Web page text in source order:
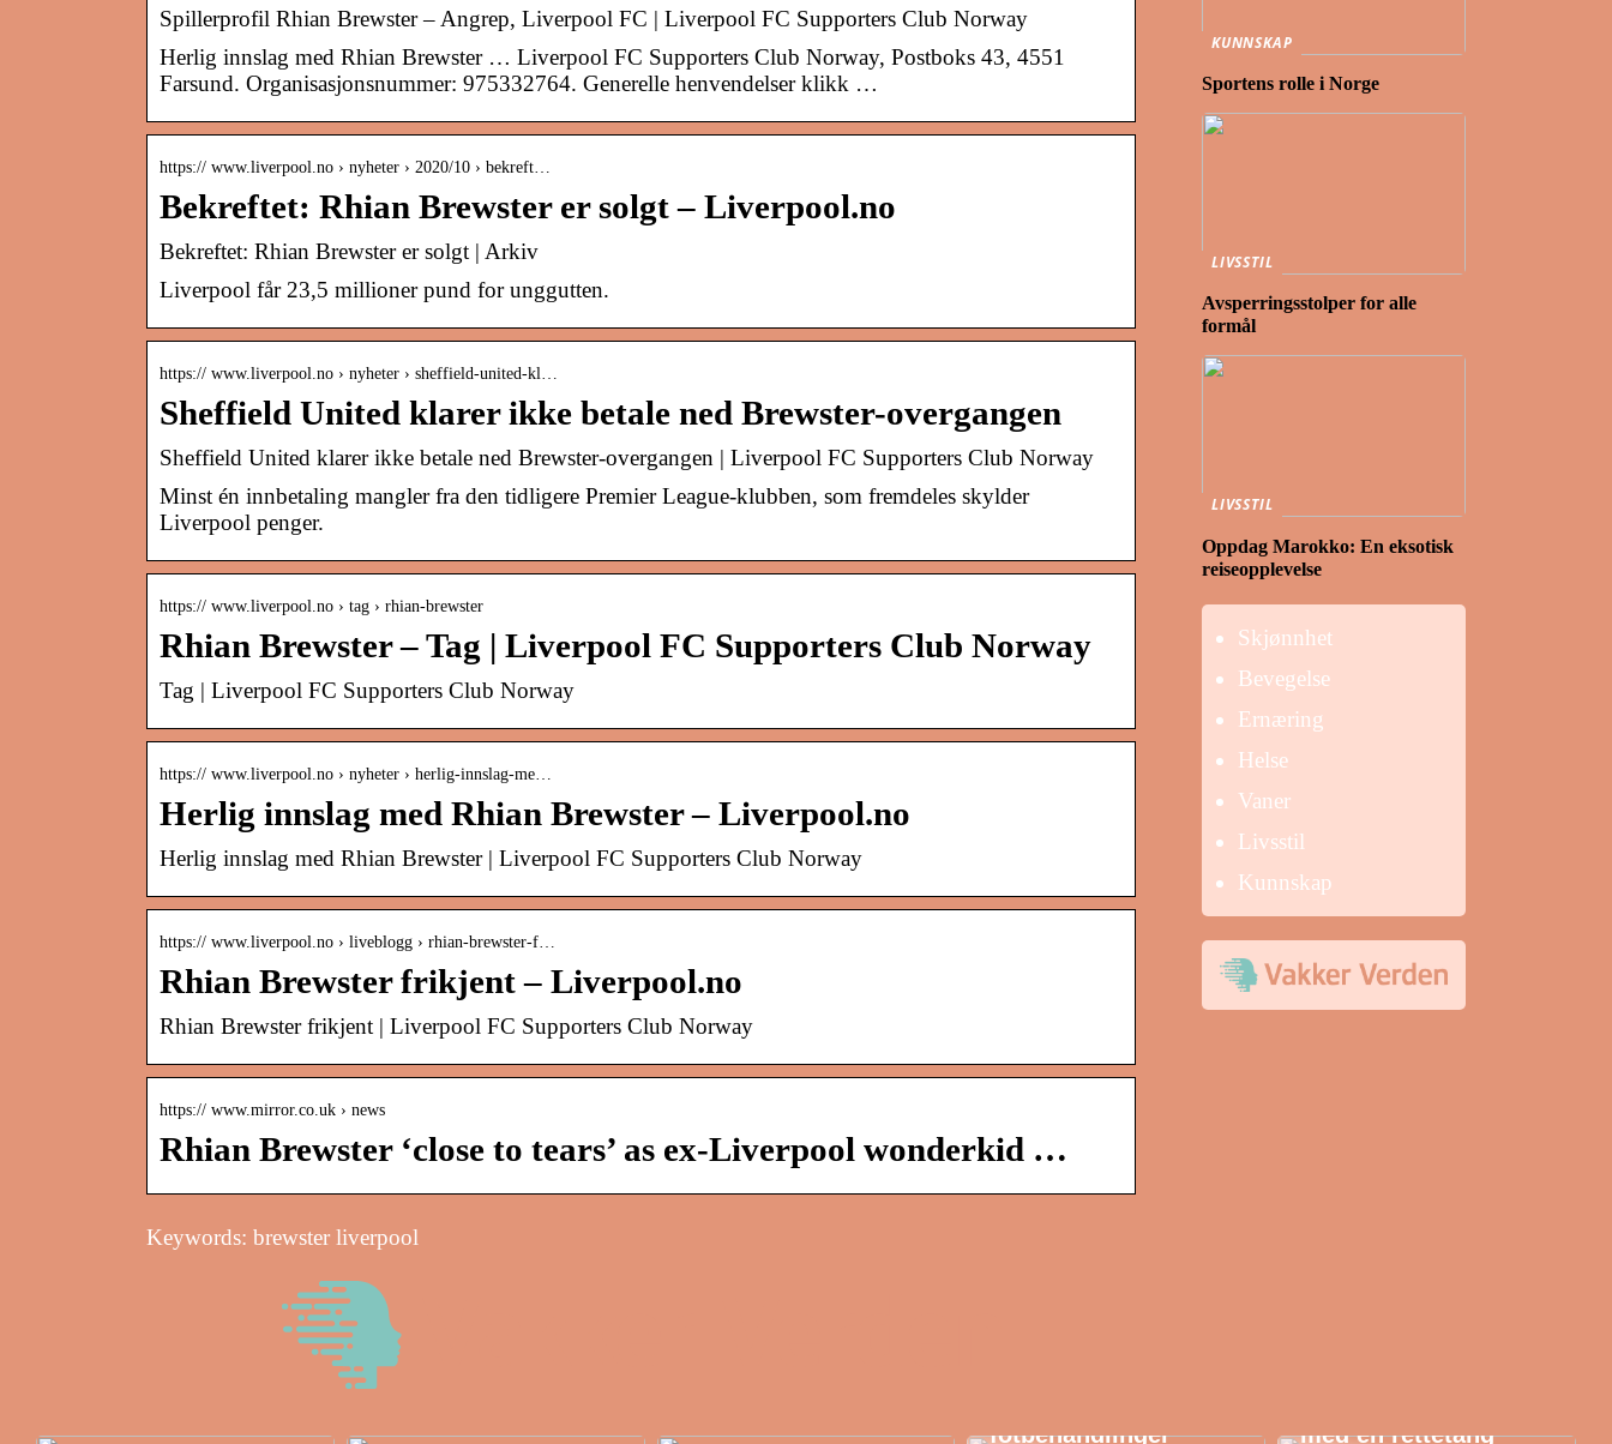
Spillerprofil Rhian Brewster – Angrep, Liverpool FC | Liverpool FC Supporters Club Norway
Herlig innslag med Rhian Brewster … Liverpool FC Supporters Club Norway, Postboks 43, 4551
Farsund. Organisasjonsnummer: 975332764. Generelle henvendelser klikk …
https:// www.liverpool.no › nyheter › 2020/10 › bekreft…
Bekreftet: Rhian Brewster er solgt – Liverpool.no
Bekreftet: Rhian Brewster er solgt | Arkiv
Liverpool får 23,5 millioner pund for unggutten.
https:// www.liverpool.no › nyheter › sheffield-united-kl…
Sheffield United klarer ikke betale ned Brewster-overgangen
Sheffield United klarer ikke betale ned Brewster-overgangen | Liverpool FC Supporters Club Norway
Minst én innbetaling mangler fra den tidligere Premier League-klubben, som fremdeles skylder
Liverpool penger.
https:// www.liverpool.no › tag › rhian-brewster
Rhian Brewster – Tag | Liverpool FC Supporters Club Norway
Tag | Liverpool FC Supporters Club Norway
https:// www.liverpool.no › nyheter › herlig-innslag-me…
Herlig innslag med Rhian Brewster – Liverpool.no
Herlig innslag med Rhian Brewster | Liverpool FC Supporters Club Norway
https:// www.liverpool.no › liveblogg › rhian-brewster-f…
Rhian Brewster frikjent – Liverpool.no
Rhian Brewster frikjent | Liverpool FC Supporters Club Norway
https:// www.mirror.co.uk › news
Rhian Brewster ‘close to tears’ as ex-Liverpool wonderkid …
Keywords: brewster liverpool
KUNNSKAP
Sportens rolle i Norge
LIVSSTIL
Avsperringsstolper for alle
formål
LIVSSTIL
Oppdag Marokko: En eksotisk
reiseopplevelse
Skjønnhet
Bevegelse
Ernæring
Helse
Vaner
Livsstil
Kunnskap
fotbehandlinger
med en rettetang